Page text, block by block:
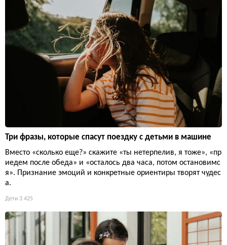
Три фразы, которые спасут поездку с детьми в машине
Вместо «сколько еще?» скажите «ты нетерпелив, я тоже», «пр
иедем после обеда» и «осталось два часа, потом остановимс
я». Признание эмоций и конкретные ориентиры творят чудес
а.
Дети 3 425